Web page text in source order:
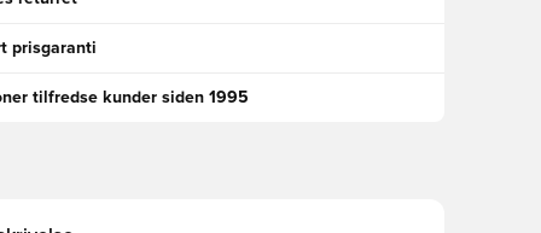
prisgaranti
tilfredse kunder siden 1995